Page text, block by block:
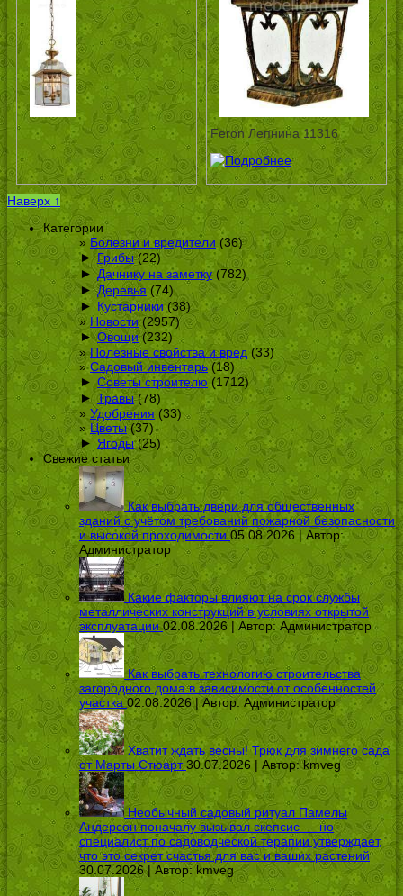
Feron Лепнина 11316
Наверх ↑
Категории
Болезни и вредители (36)
► Грибы(22)
► Дачнику на заметку(782)
► Деревья (74)
► Кустарники(38)
Новости(2957)
► Овощи(232)
Полезные свойства и вред(33)
Садовый инвентарь(18)
► Советы строителю (1712)
► Травы(78)
Удобрения (33)
Цветы(37)
► Ягоды(25)
Свежие статьи
Как выбрать двери для общественных
зданий с учётом требований пожарной безопасности
и высокой проходимости 05.08.2026 | Автор:
Администратор
Какие факторы влияют на срок службы
металлических конструкций в условиях открытой
эксплуатации 02.08.2026 | Автор: Администратор
Как выбрать технологию строительства
загородного дома в зависимости от особенностей
участка 02.08.2026 | Автор: Администратор
Хватит ждать весны! Трюк для зимнего сада
от Марты Стюарт 30.07.2026 | Автор:kmveg
Необычный садовый ритуал Памелы
Андерсон поначалу вызывал скепсис — но
специалист по садоводческой терапии утверждает,
что это секрет счастья для вас и ваших растений
30.07.2026 | Автор:kmveg